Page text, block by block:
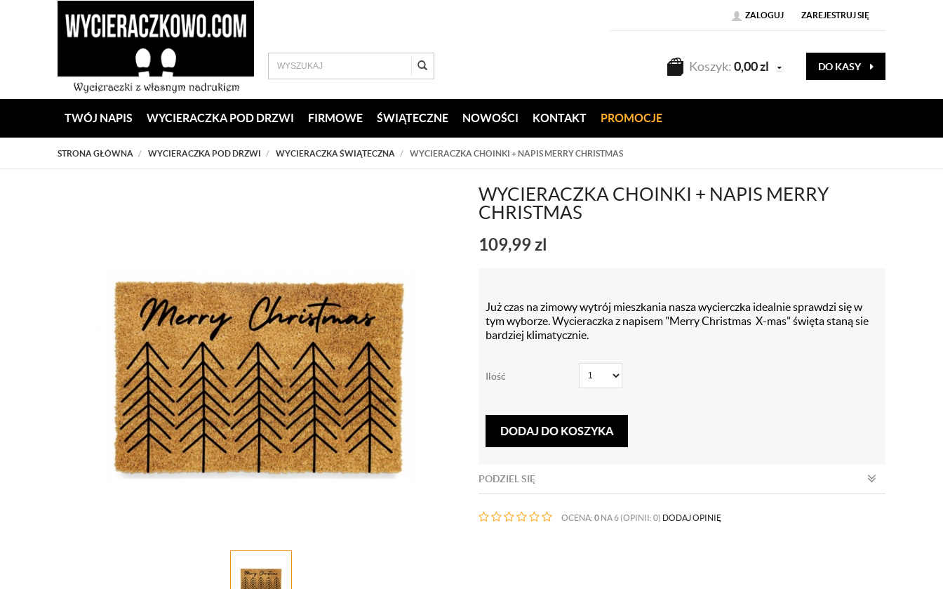
ZALOGUJ ZAREJESTRUJ SIĘ
Koszyk: 0,00zl DO KASY
TWÓJ NAPIS WYCIERACZKA POD DRZWI FIRMOWE ŚWIĄTECZNE NOWOŚCI KONTAKT PROMOCJE
STRONA GŁÓWNA WYCIERACZKA POD DRZWI WYCIERACZKA ŚWIĄTECZNA WYCIERACZKA CHOINKI + NAPIS MERRY CHRISTMAS
WYCIERACZKA CHOINKI + NAPIS MERRY
CHRISTMAS
109,99zl
Już czas na zimowy wytrój mieszkania nasza wycierczka idealnie sprawdzi się w
tym wyborze. Wycieraczka z napisem "Merry Christmas X-mas" święta staną sie
bardziej klimatycznie.
Ilość
DODAJ DO KOSZYKA
PODZIEL SIĘ
OCENA: 0 NA 6 (OPINII: 0) DODAJ OPINIĘ